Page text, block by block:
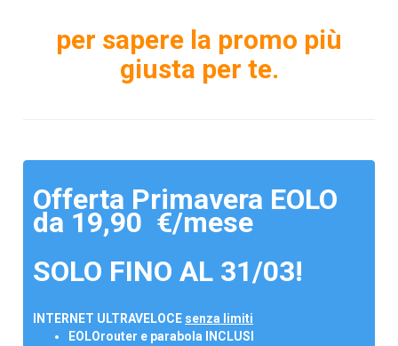
per sapere la promo più
giusta per te.
Offerta Primavera EOLO
da 19,90 €/mese
SOLO FINO AL 31/03!
INTERNET ULTRAVELOCE senza limiti
EOLOrouter e parabola INCLUSI